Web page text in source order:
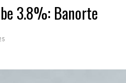
3.8%: Banorte